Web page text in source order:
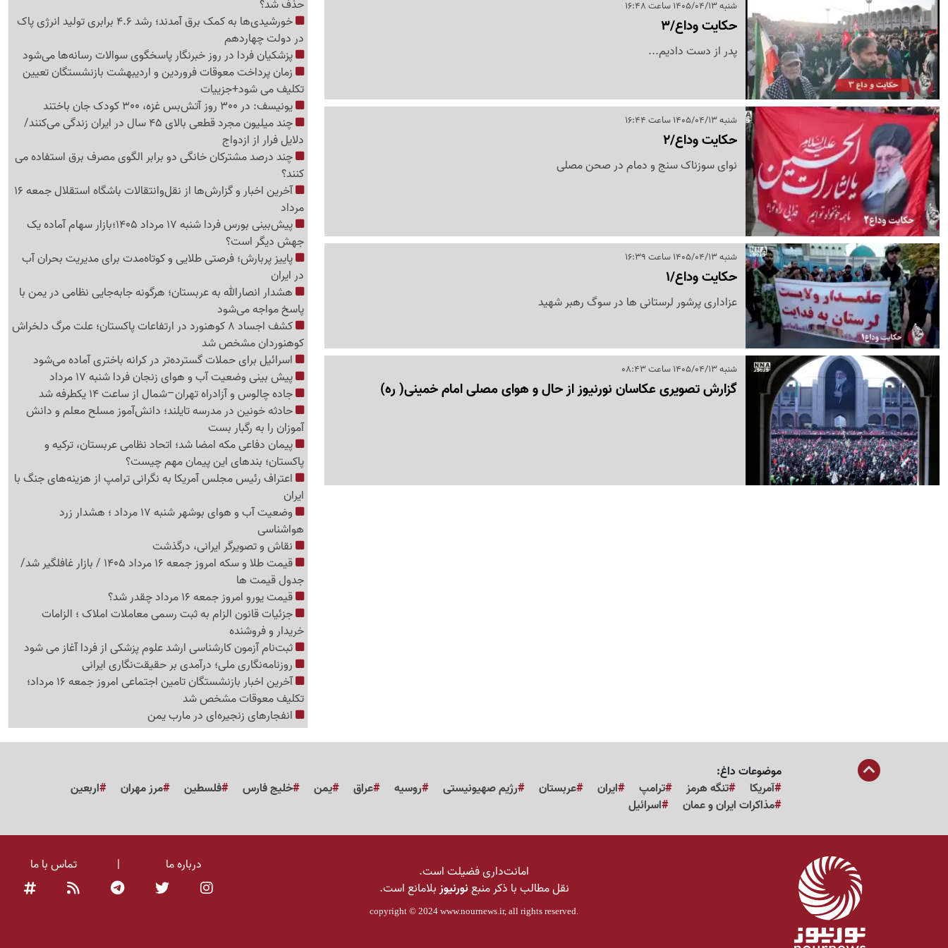
شنبه 1405/04/13 ساعت 16:48
حکایت وداع/3
پدر از دست دادیم...
شنبه 1405/04/13 ساعت 16:44
حکایت وداع/2
نوای سوزناک سنج و دمام در صحن مصلی
شنبه 1405/04/13 ساعت 16:39
حکایت وداع/1
عزاداری پرشور لرستانی ها در سوگ رهبر شهید
شنبه 1405/04/13 ساعت 08:43
گزارش تصویری عکاسان نورنیوز از حال و هوای مصلی امام خمینی( ره)
حذف شد؟
خورشیدی‌ها به کمک برق آمدند؛ رشد 4.6 برابری تولید انرژی پاک
در دولت چهاردهم
پزشکیان فردا در روز خبرنگار پاسخگوی سوالات رسانه‌ها می‌شود
زمان پرداخت معوقات فروردین و اردیبهشت بازنشستگان تعیین
تکلیف می شود+جزییات
یونیسف: در 300 روز آتش‌بس غزه، 300 کودک جان باختند
چند میلیون مجرد قطعی بالای 45 سال در ایران زندگی می‌کنند/
دلایل فرار از ازدواج
چند درصد مشترکان خانگی دو برابر الگوی مصرف برق استفاده می
کنند؟
آخرین اخبار و گزارش‌ها از نقل‌وانتقالات باشگاه استقلال جمعه 16
مرداد
پیش‌بینی بورس فردا شنبه 17 مرداد 1405؛بازار سهام آماده یک
جهش دیگر است؟
پاییز پربارش؛ فرصتی طلایی و کوتاه‌مدت برای مدیریت بحران آب
در ایران
هشدار انصارالله به عربستان؛ هرگونه جابه‌جایی نظامی در یمن با
پاسخ مواجه می‌شود
کشف اجساد 8 کوهنورد در ارتفاعات پاکستان؛ علت مرگ دلخراش
کوهنوردان مشخص شد
اسرائیل برای حملات گسترده‌تر در کرانه باختری آماده می‌شود
پیش بینی وضعیت آب و هوای زنجان فردا شنبه 17 مرداد
جاده چالوس و آزادراه تهران–شمال از ساعت 14 یکطرفه شد
حادثه خونین در مدرسه تایلند؛ دانش‌آموز مسلح معلم و دانش
آموزان را به رگبار بست
پیمان دفاعی مکه امضا شد؛ اتحاد نظامی عربستان، ترکیه و
پاکستان؛ بندهای این پیمان مهم چیست؟
اعتراف رئیس مجلس آمریکا به نگرانی ترامپ از هزینه‌های جنگ با
ایران
وضعیت آب و هوای بوشهر شنبه 17 مرداد ؛ هشدار زرد
هواشناسی
نقاش و تصویرگر ایرانی، درگذشت
قیمت طلا و سکه امروز جمعه 16 مرداد 1405 / بازار غافلگیر شد/
جدول قیمت ها
قیمت یورو امروز جمعه 16 مرداد چقدر شد؟
جزئیات قانون الزام به ثبت رسمی معاملات املاک ؛ الزامات
خریدار و فروشنده
ثبت‌نام‌ آزمون کارشناسی ارشد علوم پزشکی از فردا آغاز می شود
روزنامه‌نگاری ملی؛ درآمدی بر حقیقت‌نگاری ایرانی
آخرین اخبار بازنشستگان تامین اجتماعی امروز جمعه 16 مرداد؛
تکلیف معوقات مشخص شد
انفجارهای زنجیره‌ای در مارب یمن
موضوعات داغ:
آمریکا
تنگه هرمز ترامپ ایران عربستان رژیم صهیونیستی روسیه عراق یمن خلیج فارس فلسطین مرز مهران
اربعین
مذاکرات ایران و عمان
اسرائیل
امانت‌داری فضیلت است.
نقل مطالب با ذکر منبعنورنیوزبلامانع است.
copyright © 2024 www.nournews.ir, all rights reserved.
درباره ما | تماس با ما